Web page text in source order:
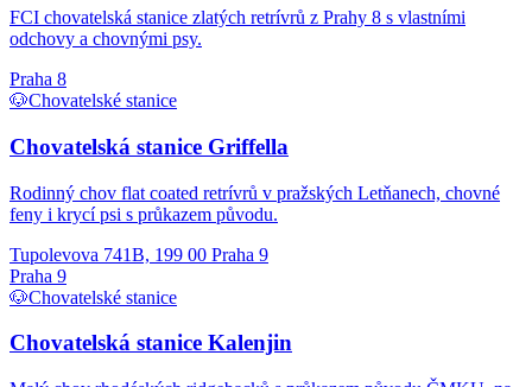
FCI chovatelská stanice zlatých retrívrů z Prahy 8 s vlastními
odchovy a chovnými psy.
Praha 8
🐶Chovatelské stanice
Chovatelská stanice Griffella
Rodinný chov flat coated retrívrů v pražských Letňanech, chovné
feny i krycí psi s průkazem původu.
Tupolevova 741B, 199 00 Praha 9
Praha 9
🐶Chovatelské stanice
Chovatelská stanice Kalenjin